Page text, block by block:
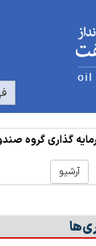
گذاری گروه
آرشیو